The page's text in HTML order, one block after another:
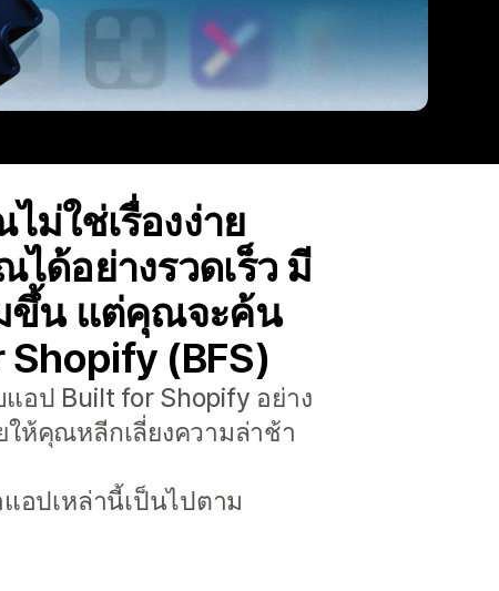
ม่ใช่เรื่องง่าย
ด้อย่างรวดเร็ว มี
ขึ้น แต่คุณจะค้น
(BFS)
อป Built for Shopify อย่าง
ให้คุณหลีกเลี่ยงความล่าช้า
อปเหล่านี้เป็นไปตาม